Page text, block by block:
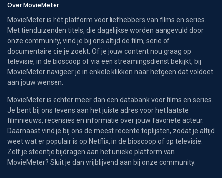
Over MovieMeter
MovieMeter is hét platform voor liefhebbers van films en series.
Met tienduizenden titels, die dagelijkse worden aangevuld door
onze community, vind je bij ons altijd de film, serie of
documentaire die je zoekt. Of je jouw content nou graag op
televisie, in de bioscoop of via een streamingsdienst bekijkt, bij
MovieMeter navigeer je in enkele klikken naar hetgeen dat voldoet
aan jouw wensen.
MovieMeter is echter meer dan een databank voor films en series.
Je bent bij ons tevens aan het juiste adres voor het laatste
filmnieuws, recensies en informatie over jouw favoriete acteur.
Daarnaast vind je bij ons de meest recente toplijsten, zodat je altijd
weet wat er populair is op Netflix, in de bioscoop of op televisie.
Zelf je steentje bijdragen aan het unieke platform van
MovieMeter? Sluit je dan vrijblijvend aan bij onze community.